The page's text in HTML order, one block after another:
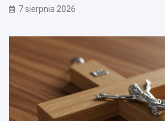
7 sierpnia 2026